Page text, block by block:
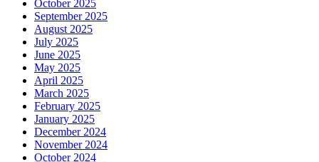
October 2025
September 2025
August 2025
July 2025
June 2025
May 2025
April 2025
March 2025
February 2025
January 2025
December 2024
November 2024
October 2024